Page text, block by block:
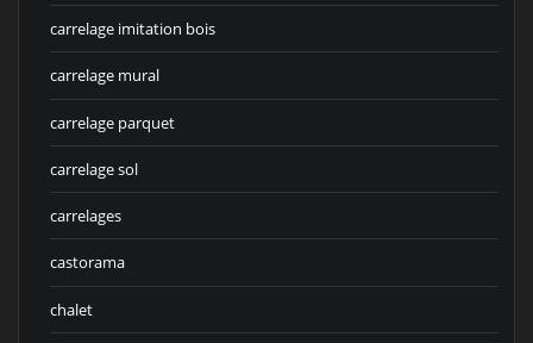
carrelage imitation bois
carrelage mural
carrelage parquet
carrelage sol
carrelages
castorama
chalet